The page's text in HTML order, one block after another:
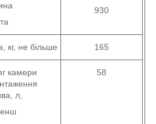
930
кг, не більше 165
камери
л,
58